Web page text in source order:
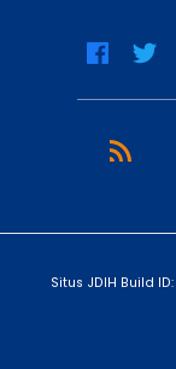
Situs JDIH Build ID: